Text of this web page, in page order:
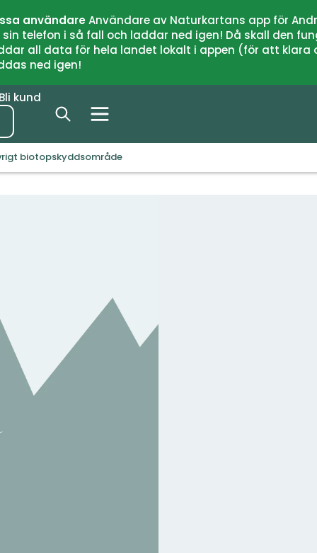
användareAnvändare av Naturkartans app för
telefon i så fall och laddar ned igen! Då skall den
all data för hela landet lokalt i appen (för att
ned igen!
Bli kund
biotopskyddsområde